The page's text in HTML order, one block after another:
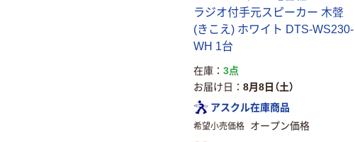
ラジオ付手元スピーカー 木聲
(きこえ) ホワイト DTS-WS230-
WH 1台
在庫
3点
お届け日
8月8日（土）
アスクル在庫商品
希望小売価格 オープン価格